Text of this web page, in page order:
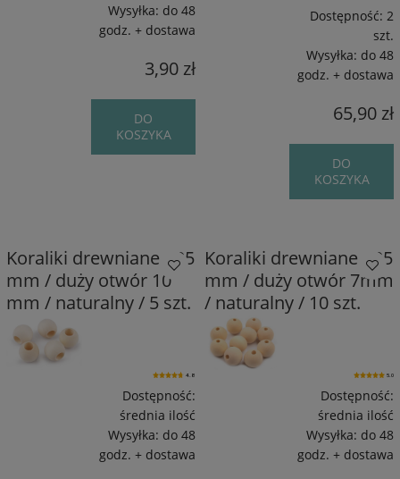
Wysyłka: do 48
godz. + dostawa
3,90 zł
DO
KOSZYKA
Dostępność: 2
szt.
Wysyłka: do 48
godz. + dostawa
65,90 zł
DO
KOSZYKA
Koraliki drewniane / 25
mm / duży otwór 10
mm / naturalny / 5 szt.
4.8
Dostępność:
średnia ilość
Wysyłka: do 48
godz. + dostawa
Koraliki drewniane / 25
mm / duży otwór 7mm
/ naturalny / 10 szt.
5.0
Dostępność:
średnia ilość
Wysyłka: do 48
godz. + dostawa